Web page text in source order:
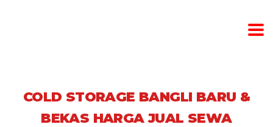
COLD STORAGE BANGLI BARU &
BEKAS HARGA JUAL SEWA